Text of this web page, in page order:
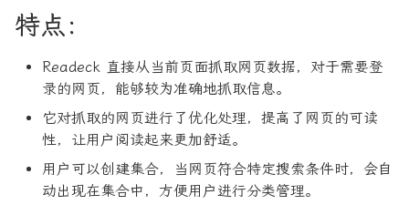
特点：
Readeck 直接从当前页面抓取网页数据，对于需要登
录的网页，能够较为准确地抓取信息。
它对抓取的网页进行了优化处理，提高了网页的可读
性，让用户阅读起来更加舒适。
用户可以创建集合，当网页符合特定搜索条件时，会自
动出现在集合中，方便用户进行分类管理。